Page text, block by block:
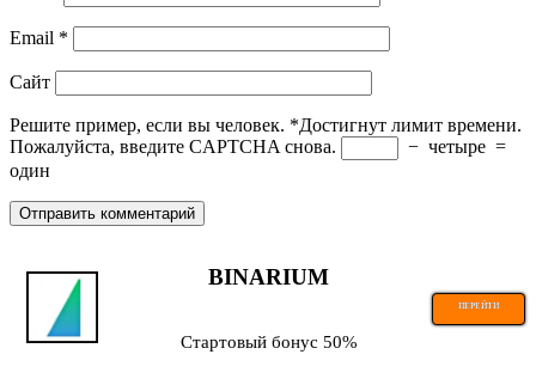
Email *
Сайт
Решите пример, если вы человек. *Достигнут лимит времени.
Пожалуйста, введите CAPTCHA снова.
− четыре =
один
BINARIUM
ПЕРЕЙТИ
Стартовый бонус 50%